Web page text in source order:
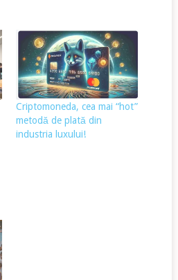
Criptomoneda, cea mai “hot”
metodă de plată din
industria luxului!